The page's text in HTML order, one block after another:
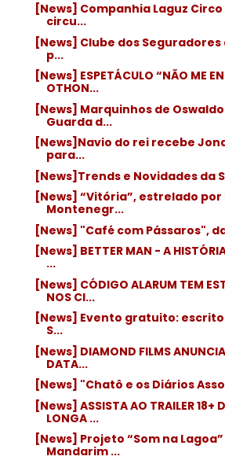
[News] Companhia Laguz
circu...
[News] Clube dos
p...
[News] ESPETÁCULO “NÃO ME
OTHON...
[News] Marquinhos de
Guarda d...
[News]Navio do rei recebe
para...
[News]Trends e Novidades da
[News] “Vitória”, estrelado
Montenegr...
[News] "Café com Pássaros",
[News] BETTER MAN - A
...
[News] CÓDIGO ALARUM TEM
NOS CI...
[News] Evento gratuito:
S...
[News] DIAMOND FILMS ANUNCIA
DATA...
[News] "Chatô e os Diários
[News] ASSISTA AO TRAILER 18+
LONGA ...
[News] Projeto “Som na
Mandarim ...